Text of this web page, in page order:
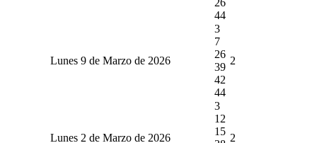
44
Lunes 9 de Marzo de 2026
3
7
26
39
42
44
2
Lunes 2 de Marzo de 2026
3
12
15
2